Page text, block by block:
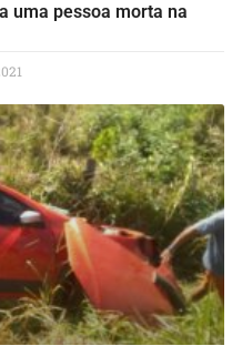
uma pessoa morta na